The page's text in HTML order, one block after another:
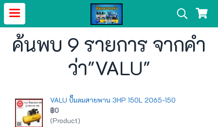
ค้นพบ 9 รายการ จากคำ
ว่า"VALU"
VALU ปั๊มลมสายพาน 3HP 150L 2065-150
฿0
(Product)